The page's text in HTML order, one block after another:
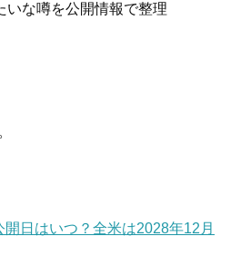
いな噂を公開情報で整理
日はいつ？全米は2028年12月